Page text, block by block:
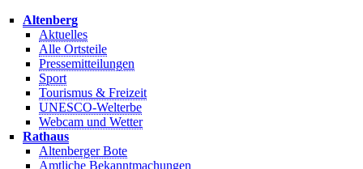
Altenberg
Aktuelles
Alle Ortsteile
Pressemitteilungen
Sport
Tourismus & Freizeit
UNESCO-Welterbe
Webcam und Wetter
Rathaus
Altenberger Bote
Amtliche Bekanntmachungen